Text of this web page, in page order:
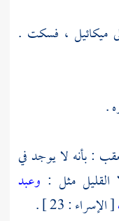
ميكائيل ، فسكت .
.
: بأنه لا يوجد في
القليل مثل : وعبد
[ الإسراء : 23 ] .